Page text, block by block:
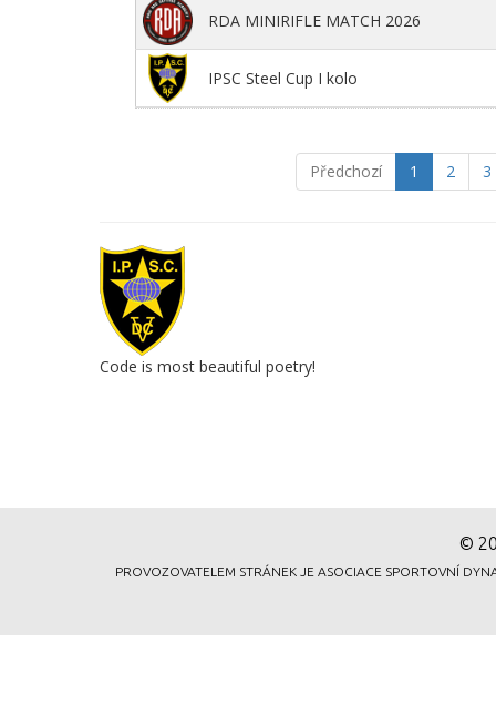
©
PROVOZOVATELEM STRÁNEK JE ASOCIACE SPORTOVNÍ